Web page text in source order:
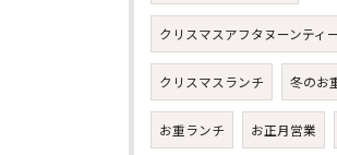
クリスマスアフタヌーンティ
クリスマスランチ 冬のお
お重ランチ お正月営業